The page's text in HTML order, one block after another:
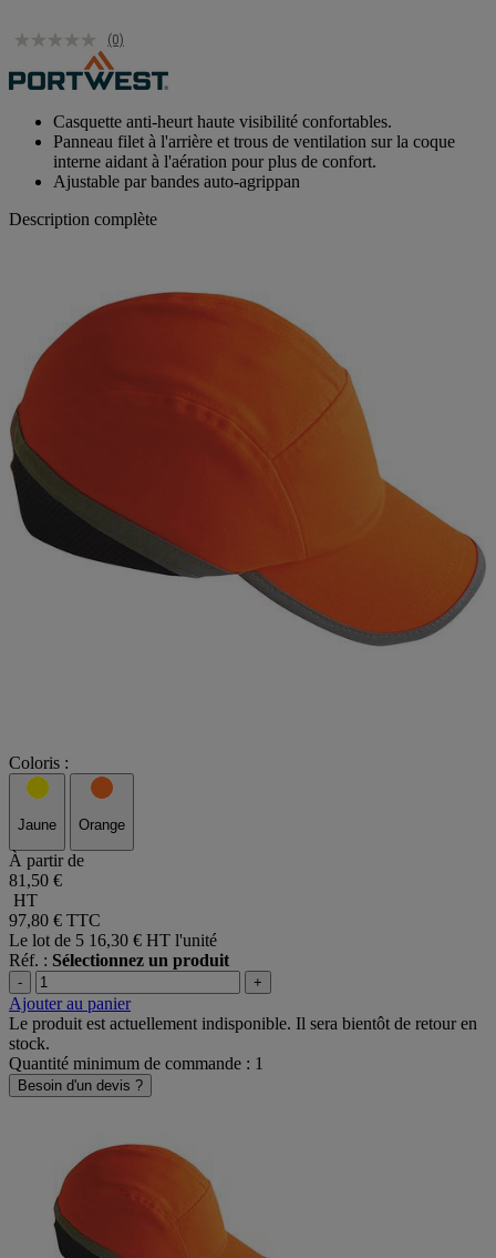
(0)
Casquette anti-heurt haute visibilité confortables.
Panneau filet à l'arrière et trous de ventilation sur la coque
interne aidant à l'aération pour plus de confort.
Ajustable par bandes auto-agrippan
Description complète
Coloris :
Jaune Orange
À partir de
81,50 €
HT
97,80 € TTC
Le lot de 5 16,30 € HT l'unité
Réf. : Sélectionnez un produit
- +
Ajouter au panier
Le produit est actuellement indisponible. Il sera bientôt de retour en
stock.
Quantité minimum de commande : 1
Besoin d'un devis ?